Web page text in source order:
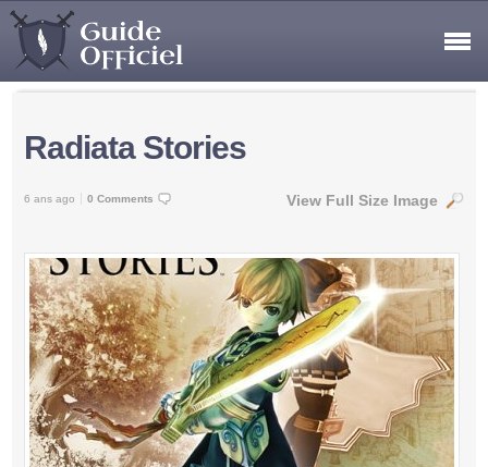
Radiata Stories
6 ans ago 0 Comments View Full Size Image